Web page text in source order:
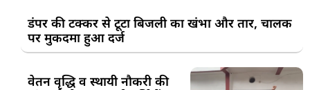
डंपर की टक्कर से टूटा बिजली का खंभा और तार, चालक
पर मुकदमा हुआ दर्ज
वेतन वृद्धि व स्थायी नौकरी की